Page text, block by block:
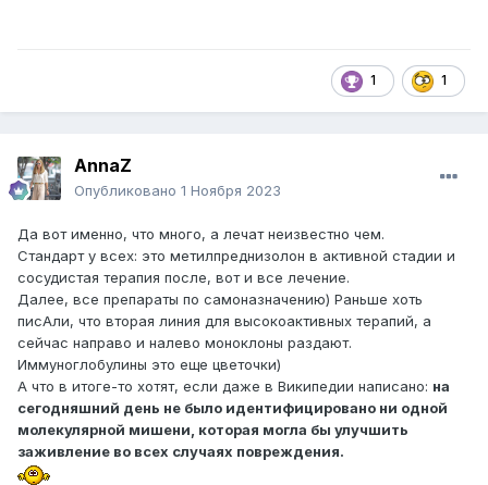
1 1
AnnaZ
Опубликовано 1 Ноября 2023
Да вот именно, что много, а лечат неизвестно чем.
Стандарт у всех: это метилпреднизолон в активной стадии и
сосудистая терапия после, вот и все лечение.
Далее, все препараты по самоназначению) Раньше хоть
писАли, что вторая линия для высокоактивных терапий, а
сейчас направо и налево моноклоны раздают.
Иммуноглобулины это еще цветочки)
А что в итоге-то хотят, если даже в Википедии написано: на
сегодняшний день не было идентифицировано ни одной
молекулярной мишени, которая могла бы улучшить
заживление во всех случаях повреждения.